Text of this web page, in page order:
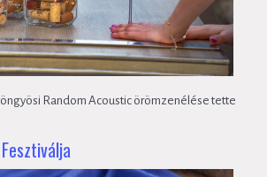
Random Acoustic örömzenélése tette